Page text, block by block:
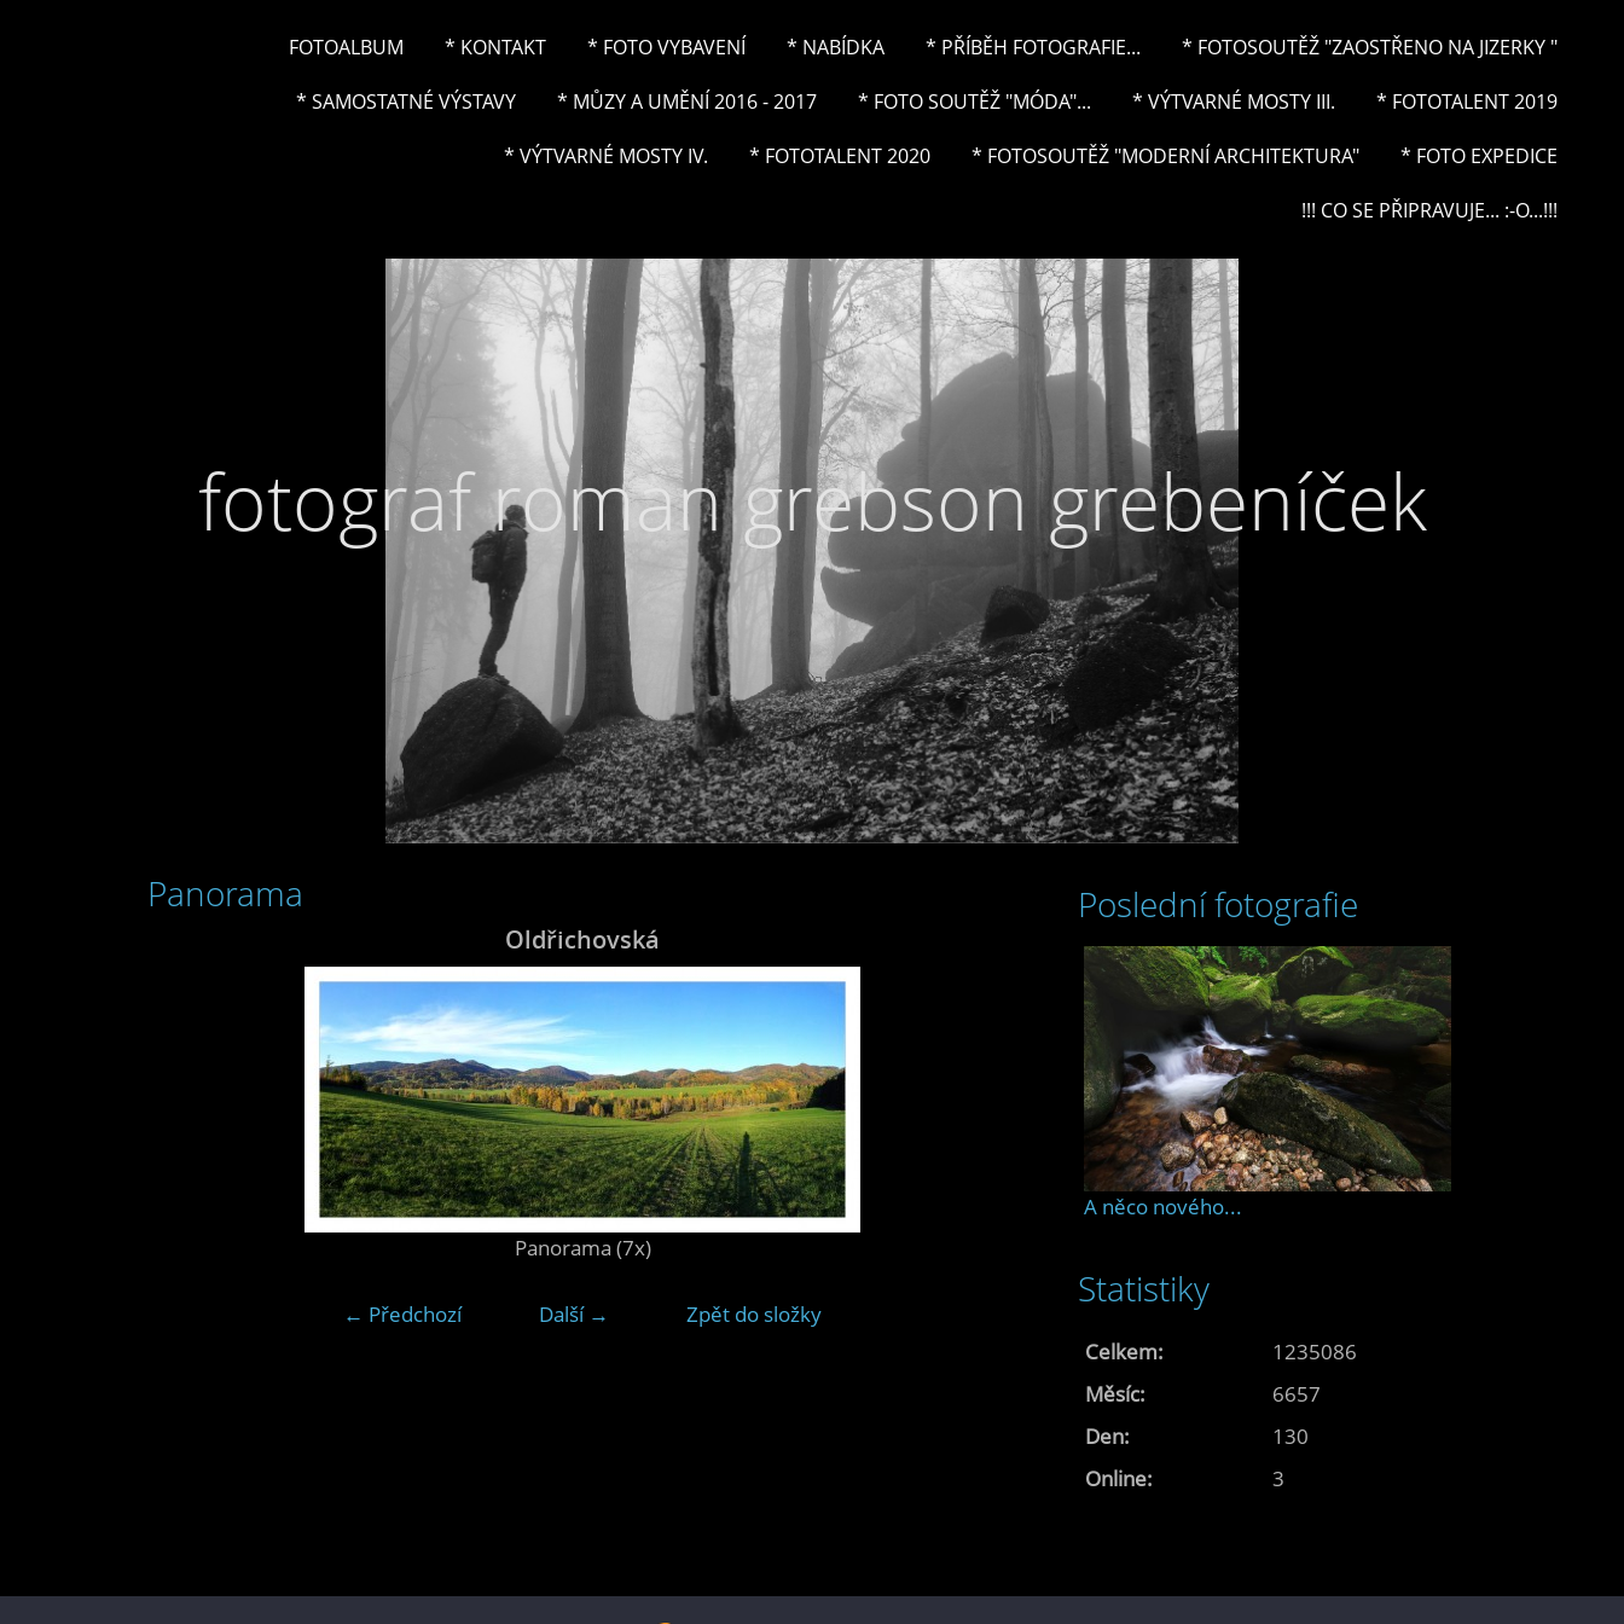
FOTOALBUM * KONTAKT * FOTO VYBAVENÍ * NABÍDKA * PŘÍBĚH FOTOGRAFIE... * FOTOSOUTĚŽ "ZAOSTŘENO NA JIZERKY "
* SAMOSTATNÉ VÝSTAVY * MŮZY A UMĚNÍ 2016 - 2017 * FOTO SOUTĚŽ "MÓDA"... * VÝTVARNÉ MOSTY III. * FOTOTALENT 2019
* VÝTVARNÉ MOSTY IV. * FOTOTALENT 2020 * FOTOSOUTĚŽ "MODERNÍ ARCHITEKTURA" * FOTO EXPEDICE
!!! CO SE PŘIPRAVUJE... :-O...!!!
fotograf roman grebson grebeníček
Panorama
Oldřichovská
Panorama (7x)
← Předchozí Další → Zpět do složky
Poslední fotografie
A něco nového...
Statistiky
Online: 3
Celkem:
1235086
Měsíc:
6657
Den:
130